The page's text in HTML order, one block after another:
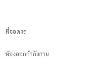
ที่จอดรถ
ห้องออกกำลังกาย